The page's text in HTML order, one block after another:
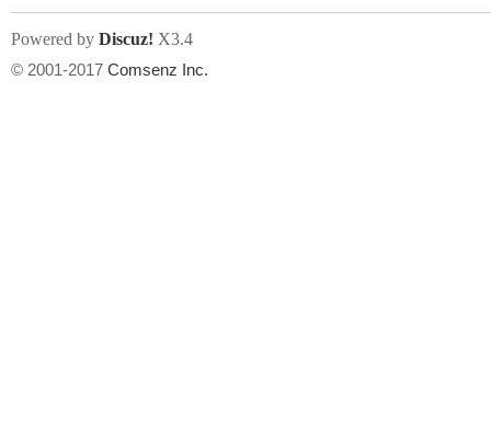
Powered by Discuz! X3.4
© 2001-2017 Comsenz Inc.